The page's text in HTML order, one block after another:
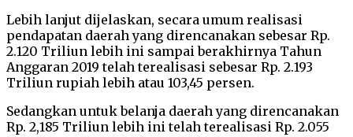
Lebih lanjut dijelaskan, secara umum realisasi
pendapatan daerah yang direncanakan sebesar Rp.
2.120 Triliun lebih ini sampai berakhirnya Tahun
Anggaran 2019 telah terealisasi sebesar Rp. 2.193
Triliun rupiah lebih atau 103,45 persen.
Sedangkan untuk belanja daerah yang direncanakan
Rp. 2,185 Triliun lebih ini telah terealisasi Rp. 2.055